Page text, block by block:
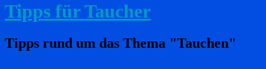
Tipps für Taucher
Tipps rund um das Thema "Tauchen"